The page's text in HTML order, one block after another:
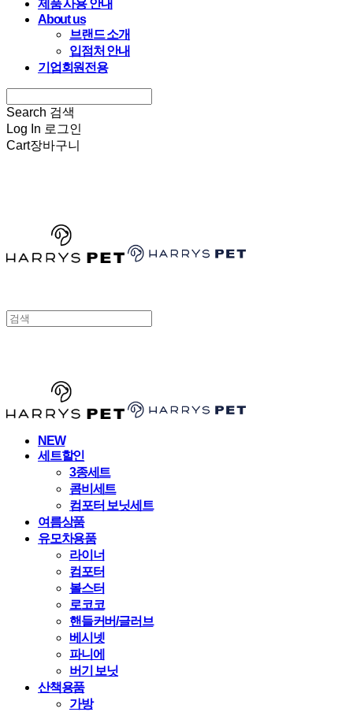
제품 사용 안내
About us
브랜드 소개
입점처 안내
기업회원전용
Search 검색
Log In 로그인
Cart장바구니
NEW
세트할인
3종세트
콤비세트
컴포터 보닛세트
여름상품
유모차용품
라이너
컴포터
볼스터
로코코
핸들커버/글러브
베시넷
파니에
버기 보닛
산책용품
가방